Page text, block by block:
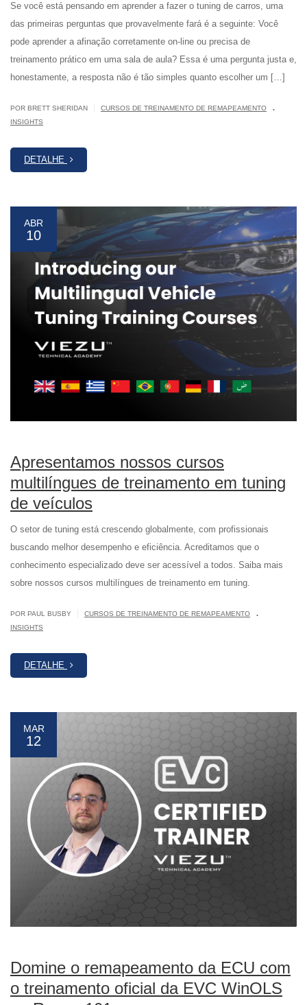
Se você está pensando em aprender a fazer o tuning de carros, uma
das primeiras perguntas que provavelmente fará é a seguinte: Você
pode aprender a afinação corretamente on-line ou precisa de
treinamento prático em uma sala de aula? Essa é uma pergunta justa e,
honestamente, a resposta não é tão simples quanto escolher um […]
POR BRETT SHERIDAN CURSOS DE TREINAMENTO DE REMAPEAMENTO .
INSIGHTS
DETALHE
ABR
10
Apresentamos nossos cursos
multilíngues de treinamento em tuning
de veículos
O setor de tuning está crescendo globalmente, com profissionais
buscando melhor desempenho e eficiência. Acreditamos que o
conhecimento especializado deve ser acessível a todos. Saiba mais
sobre nossos cursos multilíngues de treinamento em tuning.
POR PAUL BUSBY CURSOS DE TREINAMENTO DE REMAPEAMENTO .
INSIGHTS
DETALHE
MAR
12
Domine o remapeamento da ECU com
o treinamento oficial da EVC WinOLS